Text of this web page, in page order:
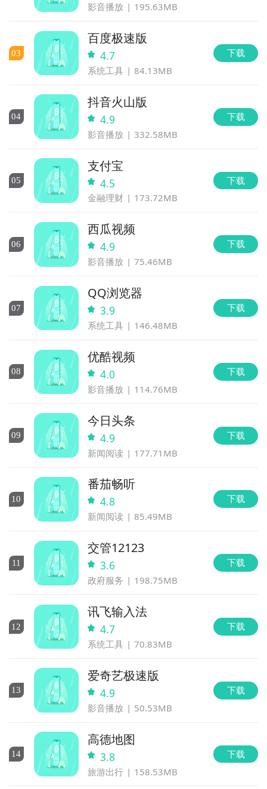
影音播放 195.63MB
03
百度极速版
4.7
系统工具 84.13MB
下载
04
抖音火山版
4.9
影音播放 332.58MB
下载
05
支付宝
4.5
金融理财 173.72MB
下载
06
西瓜视频
4.9
影音播放 75.46MB
下载
07
QQ浏览器
3.9
系统工具 146.48MB
下载
08
优酷视频
4.0
影音播放 114.76MB
下载
09
今日头条
4.9
新闻阅读 177.71MB
下载
10
番茄畅听
4.8
新闻阅读 85.49MB
下载
11
交管12123
3.6
政府服务 198.75MB
下载
12
讯飞输入法
4.7
系统工具 70.83MB
下载
13
爱奇艺极速版
4.9
影音播放 50.53MB
下载
14
高德地图
3.8
旅游出行 158.53MB
下载